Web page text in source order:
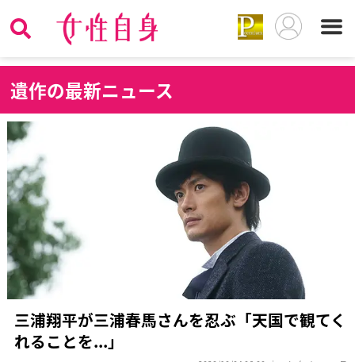
遺作の最新ニュース
三浦翔平が三浦春馬さんを忍ぶ「天国で観てく
れることを...」